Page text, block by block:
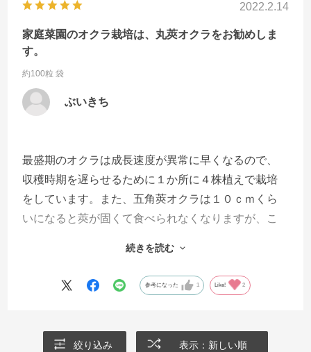
2022.2.14
家庭菜園のオクラ栽培は、丸莢オクラをお勧めしま
す。
約100粒 袋
ぶいきち
最盛期のオクラは成長速度が異常に早くなるので、
収穫時期を遅らせるために１か所に４株植えで栽培
をしています。また、五角莢オクラは１０ｃｍくら
いになると莢が固くて食べられなくなりますが、こ
ｍくらいに大きくなってしまっても柔らかくて美味
しくいただけます。料理としては、天ぷらがお勧め
続きを読む
参考になった 1 Like! 2
絞り込み 表示：新しい順